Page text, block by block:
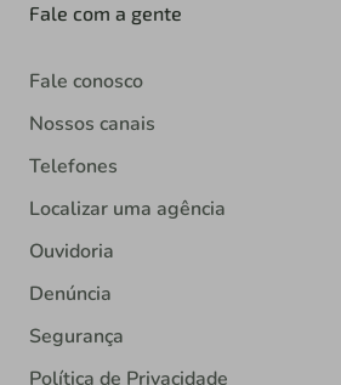
Fale com a gente
Fale conosco
Nossos canais
Telefones
Localizar uma agência
Ouvidoria
Denúncia
Segurança
Política de Privacidade